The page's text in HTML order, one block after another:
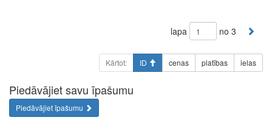
lapa no 3
Kārtot: ID cenas platības ielas
Piedāvājiet savu īpašumu
Piedāvājiet īpašumu